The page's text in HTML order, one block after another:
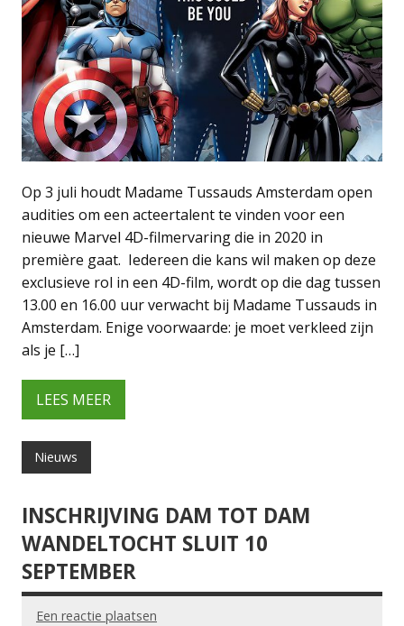
Op 3 juli houdt Madame Tussauds Amsterdam open
audities om een acteertalent te vinden voor een
nieuwe Marvel 4D-filmervaring die in 2020 in
première gaat. Iedereen die kans wil maken op deze
exclusieve rol in een 4D-film, wordt op die dag tussen
13.00 en 16.00 uur verwacht bij Madame Tussauds in
Amsterdam. Enige voorwaarde: je moet verkleed zijn
als je […]
LEES MEER
Nieuws
INSCHRIJVING DAM TOT DAM
WANDELTOCHT SLUIT 10
SEPTEMBER
Een reactie plaatsen